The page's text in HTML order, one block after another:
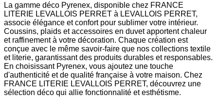
La gamme déco Pyrenex, disponible chez FRANCE
LITERIE LEVALLOIS PERRET à LEVALLOIS PERRET,
associe élégance et confort pour sublimer votre intérieur.
Coussins, plaids et accessoires en duvet apportent chaleur
et raffinement à votre décoration. Chaque création est
conçue avec le même savoir-faire que nos collections textile
et literie, garantissant des produits durables et responsables.
En choisissant Pyrenex, vous ajoutez une touche
d'authenticité et de qualité française à votre maison. Chez
FRANCE LITERIE LEVALLOIS PERRET, découvrez une
sélection déco qui allie fonctionnalité et esthétisme.